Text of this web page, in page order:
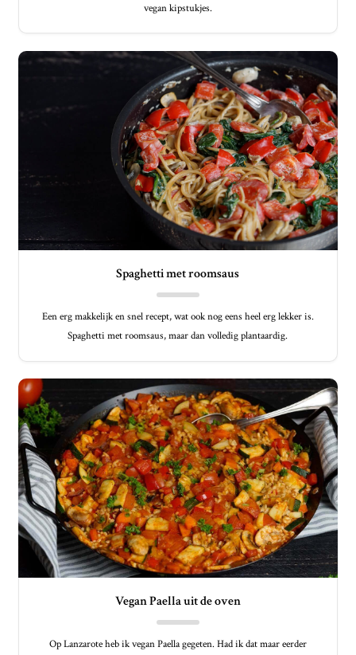
vegan kipstukjes.
Spaghetti met roomsaus
Een erg makkelijk en snel recept, wat ook nog eens heel erg lekker is.
Spaghetti met roomsaus, maar dan volledig plantaardig.
Vegan Paella uit de oven
Op Lanzarote heb ik vegan Paella gegeten. Had ik dat maar eerder